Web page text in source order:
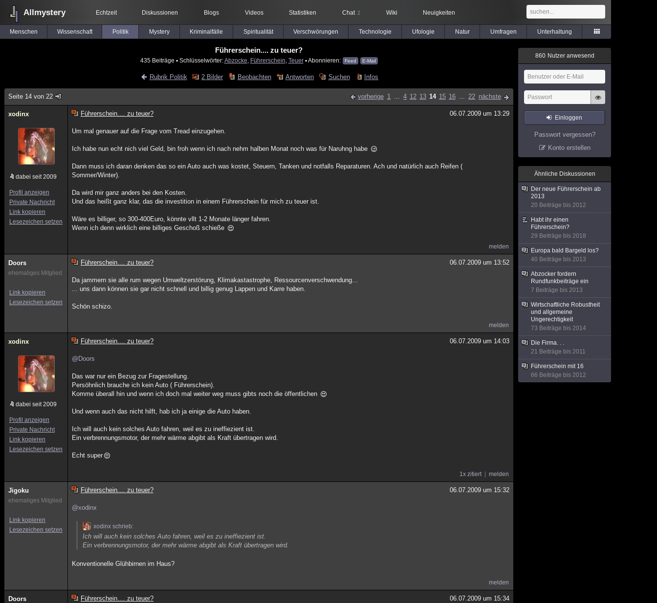
Allmystery Echtzeit Diskussionen Blogs Videos Statistiken Chat 2 Wiki Neuigkeiten
Menschen Wissenschaft Politik Mystery Kriminalfälle Spiritualität Verschwörungen Technologie Ufologie Natur Umfragen Unterhaltung
Führerschein.... zu teuer?
435 Beiträge ▪ Schlüsselwörter:Abzocke Führerschein Teuer▪ Abonnieren: Feed E-Mail
Rubrik Politik 2 Bilder Beobachten Antworten Suchen Infos
Seite 14 von 22 vorherige 1 ... 4 12 13 14 15 16 ... 22 nächste
xodinx
dabei seit 2009
Profil anzeigen
Private Nachricht
Link kopieren
Lesezeichen setzen
Führerschein.... zu teuer? 06.07.2009 um 13:29
Um mal genauer auf die Frage vom Tread einzugehen.
Ich habe nun echt nich viel Geld, bin froh wenn ich nach nehm halben Monat noch was für Naruhng habe
Dann muss ich daran denken das so ein Auto auch was kostet, Steuern, Tanken und notfalls Reparaturen. Ach und natürlich auch Reifen (
Sommer/Winter).
Da wird mir ganz anders bei den Kosten.
Und das heißt ganz klar, das die investition in einem Führerschein für mich zu teuer ist.
Wäre es billiger, so 300-400Euro, könnte vllt 1-2 Monate länger fahren.
Wenn ich denn wirklich eine billiges Geschoß schieße
melden
Doors
ehemaliges Mitglied
Link kopieren
Lesezeichen setzen
Führerschein.... zu teuer? 06.07.2009 um 13:52
Da jammern sie alle rum wegen Umweltzerstörung, Klimakastastrophe, Ressourcenverschwendung...
... uns dann können sie gar nicht schnell und billig genug Lappen und Karre haben.
Schön schizo.
melden
xodinx
dabei seit 2009
Profil anzeigen
Private Nachricht
Link kopieren
Lesezeichen setzen
Führerschein.... zu teuer? 06.07.2009 um 14:03
@Doors
Das war nur ein Bezug zur Fragestellung.
Persöhnlich brauche ich kein Auto ( Führerschein).
Komme überall hin und wenn ich doch mal weiter weg muss gibts noch die öffentlichen
Und wenn auch das nicht hilft, hab ich ja einige die Auto haben.
Ich will auch kein solches Auto fahren, weil es zu ineffiezient ist.
Ein verbrennungsmotor, der mehr wärme abgibt als Kraft übertragen wird.
Echt super
1x zitiert melden
Jigoku
ehemaliges Mitglied
Link kopieren
Lesezeichen setzen
Führerschein.... zu teuer? 06.07.2009 um 15:32
@xodinx
xodinx schrieb:
Ich will auch kein solches Auto fahren, weil es zu ineffiezient ist.
Ein verbrennungsmotor, der mehr wärme abgibt als Kraft übertragen wird.
Konventionelle Glühbirnen im Haus?
melden
Doors Führerschein.... zu teuer? 06.07.2009 um 15:34
860 Nutzer anwesend
Einloggen
Passwort vergessen?
Konto erstellen
Ähnliche Diskussionen
Der neue Führerschein ab
2013
20 Beiträge bis 2012
Habt ihr einen
Führerschein?
29 Beiträge bis 2018
Europa bald Bargeld los?
40 Beiträge bis 2013
Abzocker fordern
Rundfunkbeiträge ein
7 Beiträge bis 2013
Wirtschaftliche Robustheit
und allgemeine
Ungerechtigkeit
73 Beiträge bis 2014
Die Firma. . .
21 Beiträge bis 2011
Führerschein mit 16
66 Beiträge bis 2012